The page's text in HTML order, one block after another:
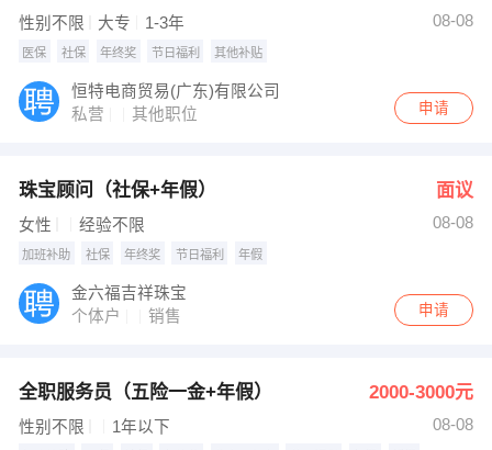
性别不限 大专 1-3年 08-08
医保 社保 年终奖 节日福利 其他补贴
恒特电商贸易(广东)有限公司
私营
其他职位 申请
珠宝顾问（社保+年假） 面议
女性 经验不限 08-08
加班补助 社保 年终奖 节日福利 年假
金六福吉祥珠宝
个体户
销售 申请
全职服务员（五险一金+年假） 2000-3000元
性别不限 1年以下 08-08